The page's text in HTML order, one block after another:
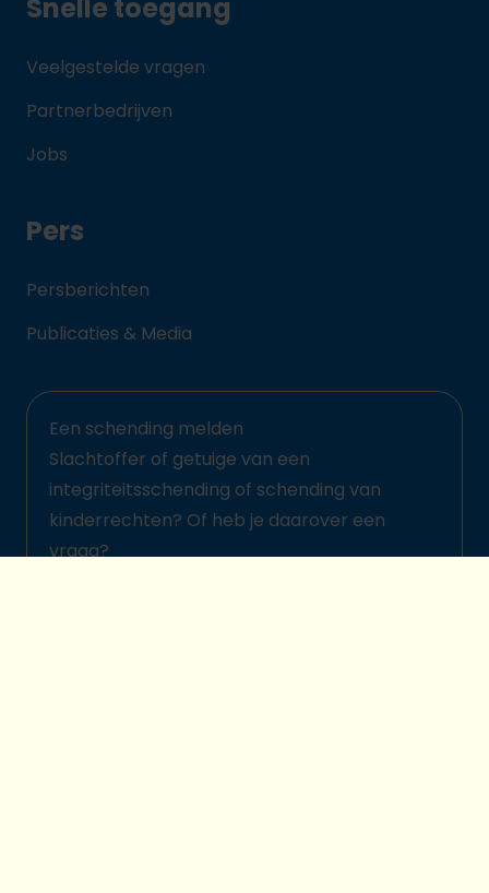
Snelle toegang
Veelgestelde vragen
Partnerbedrijven
Jobs
Pers
Persberichten
Publicaties & Media
Een schending melden
Slachtoffer of getuige van een
integriteitsschending of schending van
kinderrechten? Of heb je daarover een
vraag?